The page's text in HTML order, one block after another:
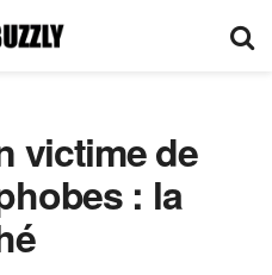
victime de
: la